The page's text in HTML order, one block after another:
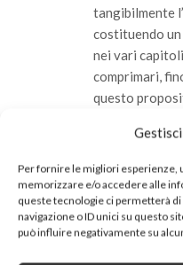
Per fornire le migliori esperienze,
memorizzare e/o accedere alle
queste tecnologie ci permetterà
navigazione o ID unici su questo
può influire negativamente su
tangibilmente
costituendo
nei vari
comprimari,
questo
Dream ha
schermata
sezione che
con relative
di tutti gli altri